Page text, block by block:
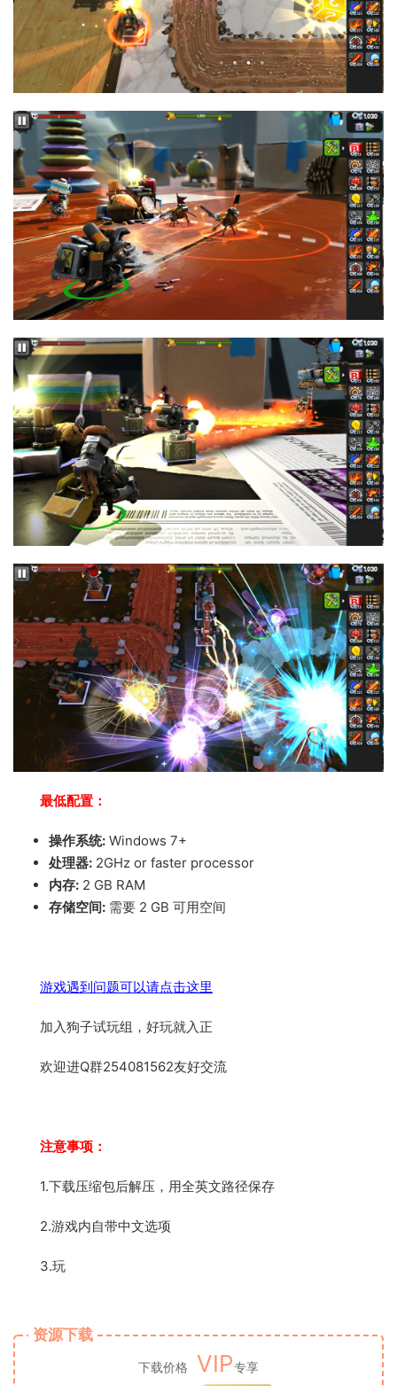
最低配置：
操作系统: Windows 7+
处理器: 2GHz or faster processor
内存: 2 GB RAM
存储空间: 需要 2 GB 可用空间
游戏遇到问题可以请点击这里
加入狗子试玩组，好玩就入正
欢迎进Q群254081562友好交流
注意事项：
1.下载压缩包后解压，用全英文路径保存
2.游戏内自带中文选项
3.玩
资源下载
下载价格 VIP专享